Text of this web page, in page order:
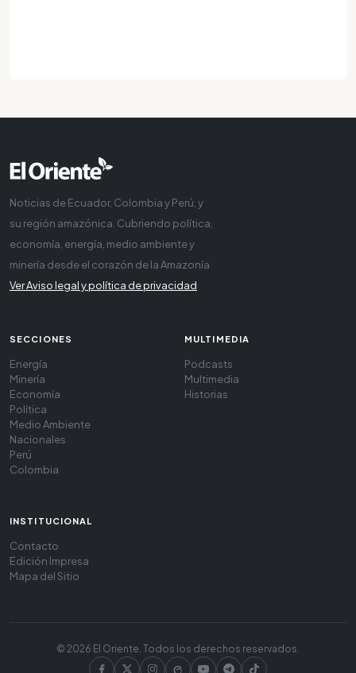
Noticias de Ecuador, Colombia y Perú, y
su región amazónica. Cubriendo política,
economía, energía, medio ambiente y
minería desde el corazón de la Amazonía
Ver Aviso legal y política de privacidad
SECCIONES
Energía
Minería
Economía
Política
Medio Ambiente
Nacionales
Perú
Colombia
MULTIMEDIA
Podcasts
Multimedia
Historias
INSTITUCIONAL
Contacto
Edición Impresa
Mapa del Sitio
© 2026 El Oriente. Todos los derechos reservados.